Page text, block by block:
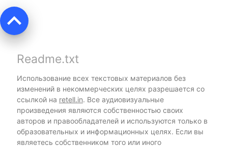
keyboard_arrow_up
Readme.txt
Использование всех текстовых материалов без
изменений в некоммерческих целях разрешается со
ссылкой на retell.in. Все аудиовизуальные
произведения являются собственностью своих
авторов и правообладателей и используются только в
образовательных и информационных целях. Если вы
являетесь собственником того или иного